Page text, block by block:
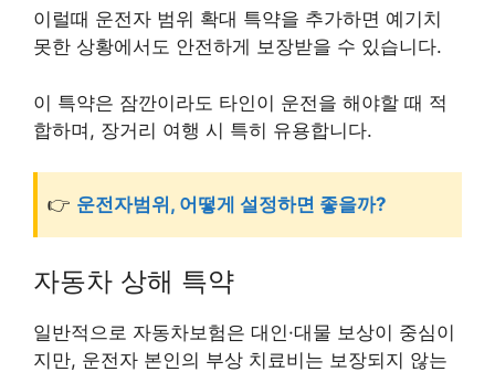
이럴때 운전자 범위 확대 특약을 추가하면 예기치
못한 상황에서도 안전하게 보장받을 수 있습니다.
이 특약은 잠깐이라도 타인이 운전을 해야할 때 적
합하며, 장거리 여행 시 특히 유용합니다.
👉 운전자범위, 어떻게 설정하면 좋을까?
자동차 상해 특약
일반적으로 자동차보험은 대인·대물 보상이 중심이
지만, 운전자 본인의 부상 치료비는 보장되지 않는